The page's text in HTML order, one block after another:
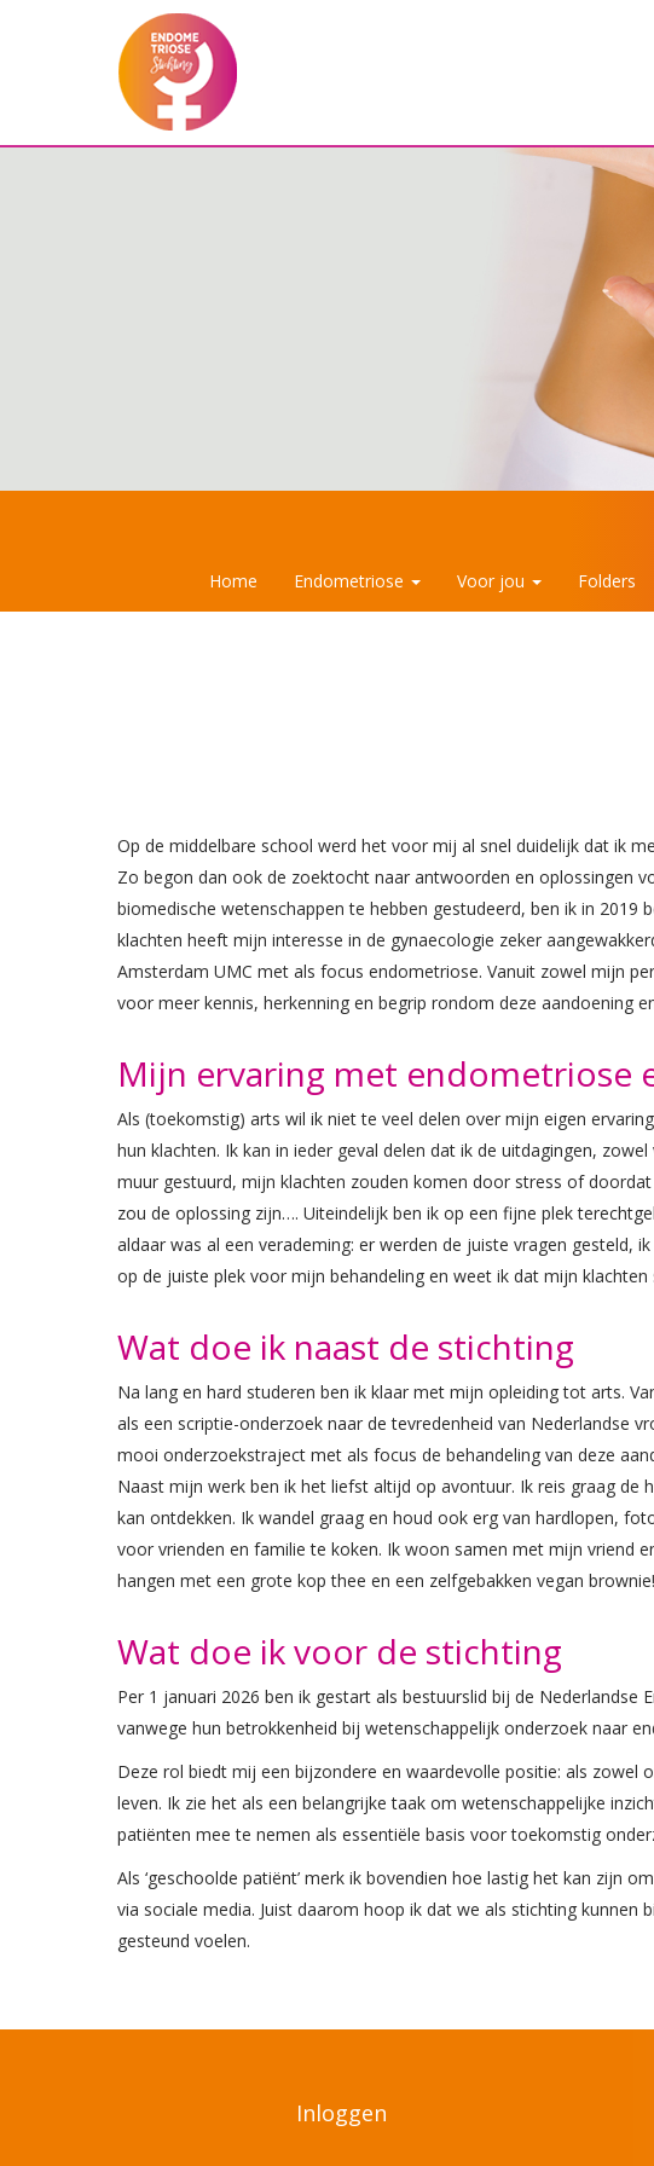
Home Endometriose Voor jou Folders
Op de middelbare school werd het voor mij al snel duidelijk dat ik
Zo begon dan ook de zoektocht naar antwoorden en oplossingen
biomedische wetenschappen te hebben gestudeerd, ben ik in
klachten heeft mijn interesse in de gynaecologie zeker
Amsterdam UMC met als focus endometriose. Vanuit zowel mijn
voor meer kennis, herkenning en begrip rondom deze aandoening
Mijn ervaring met endometriose
Als (toekomstig) arts wil ik niet te veel delen over mijn eigen
hun klachten. Ik kan in ieder geval delen dat ik de uitdagingen,
muur gestuurd, mijn klachten zouden komen door stress of
zou de oplossing zijn…. Uiteindelijk ben ik op een fijne plek
aldaar was al een verademing: er werden de juiste vragen gesteld,
op de juiste plek voor mijn behandeling en weet ik dat mijn
Wat doe ik naast de stichting
Na lang en hard studeren ben ik klaar met mijn opleiding tot arts.
als een scriptie-onderzoek naar de tevredenheid van Nederlandse
mooi onderzoekstraject met als focus de behandeling van deze
Naast mijn werk ben ik het liefst altijd op avontuur. Ik reis graag de
kan ontdekken. Ik wandel graag en houd ook erg van hardlopen,
voor vrienden en familie te koken. Ik woon samen met mijn vriend
hangen met een grote kop thee en een zelfgebakken vegan brownie!
Wat doe ik voor de stichting
Per 1 januari 2026 ben ik gestart als bestuurslid bij de
vanwege hun betrokkenheid bij wetenschappelijk onderzoek naar
Deze rol biedt mij een bijzondere en waardevolle positie: als zowel
leven. Ik zie het als een belangrijke taak om wetenschappelijke
patiënten mee te nemen als essentiële basis voor toekomstig
Als ‘geschoolde patiënt’ merk ik bovendien hoe lastig het kan
via sociale media. Juist daarom hoop ik dat we als stichting
gesteund voelen.
Inloggen